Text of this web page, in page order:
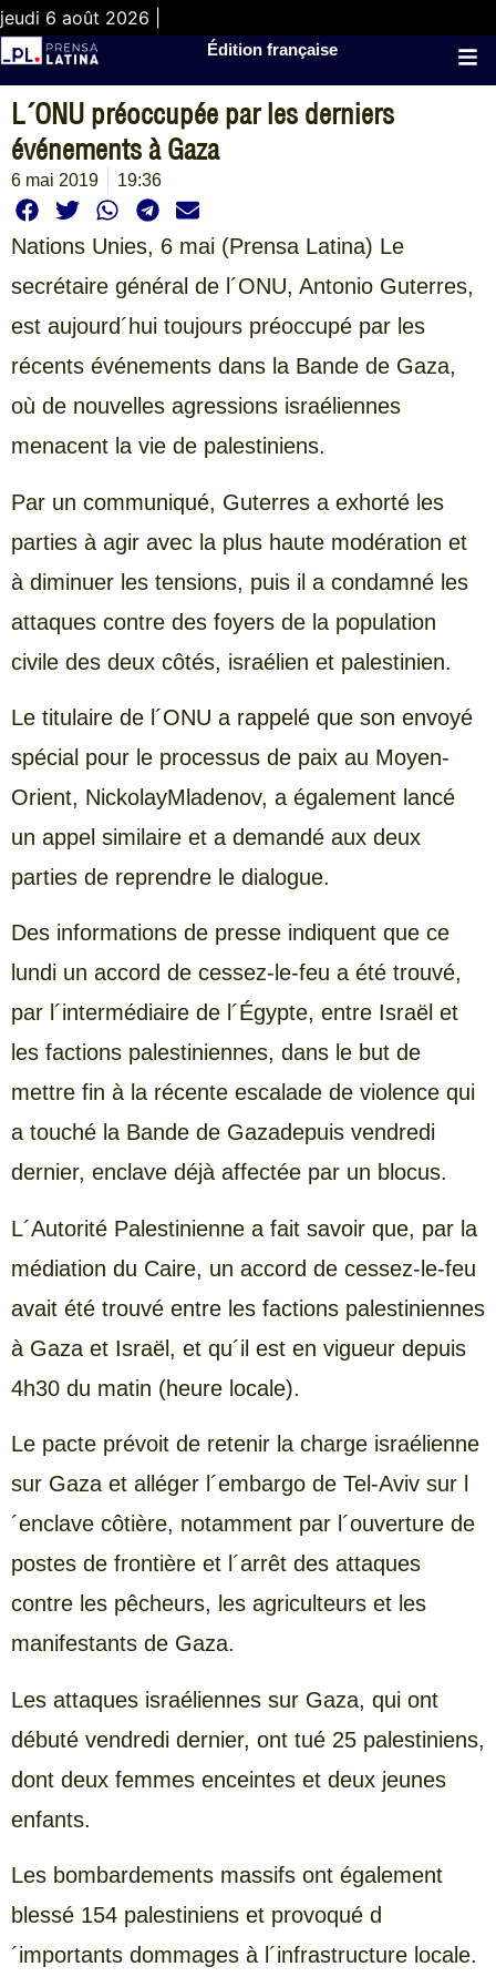
jeudi 6 août 2026 |
Édition française
L´ONU préoccupée par les derniers
événements à Gaza
6 mai 2019 19:36
Nations Unies, 6 mai (Prensa Latina) Le
secrétaire général de l´ONU, Antonio Guterres,
est aujourd´hui toujours préoccupé par les
récents événements dans la Bande de Gaza,
où de nouvelles agressions israéliennes
menacent la vie de palestiniens.
Par un communiqué, Guterres a exhorté les
parties à agir avec la plus haute modération et
à diminuer les tensions, puis il a condamné les
attaques contre des foyers de la population
civile des deux côtés, israélien et palestinien.
Le titulaire de l´ONU a rappelé que son envoyé
spécial pour le processus de paix au Moyen-
Orient, NickolayMladenov, a également lancé
un appel similaire et a demandé aux deux
parties de reprendre le dialogue.
Des informations de presse indiquent que ce
lundi un accord de cessez-le-feu a été trouvé,
par l´intermédiaire de l´Égypte, entre Israël et
les factions palestiniennes, dans le but de
mettre fin à la récente escalade de violence qui
a touché la Bande de Gazadepuis vendredi
dernier, enclave déjà affectée par un blocus.
L´Autorité Palestinienne a fait savoir que, par la
médiation du Caire, un accord de cessez-le-feu
avait été trouvé entre les factions palestiniennes
à Gaza et Israël, et qu´il est en vigueur depuis
4h30 du matin (heure locale).
Le pacte prévoit de retenir la charge israélienne
sur Gaza et alléger l´embargo de Tel-Aviv sur l
´enclave côtière, notamment par l´ouverture de
postes de frontière et l´arrêt des attaques
contre les pêcheurs, les agriculteurs et les
manifestants de Gaza.
Les attaques israéliennes sur Gaza, qui ont
débuté vendredi dernier, ont tué 25 palestiniens,
dont deux femmes enceintes et deux jeunes
enfants.
Les bombardements massifs ont également
blessé 154 palestiniens et provoqué d
´importants dommages à l´infrastructure locale.